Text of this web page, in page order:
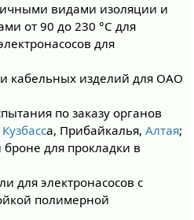
видами изоляции и
от 90 до 230 °C для
для
кабельных изделий для ОАО
по заказу органов
Кузбасса, Прибайкалья,Алтая;
для прокладки в
для электронасосов с
полимерной